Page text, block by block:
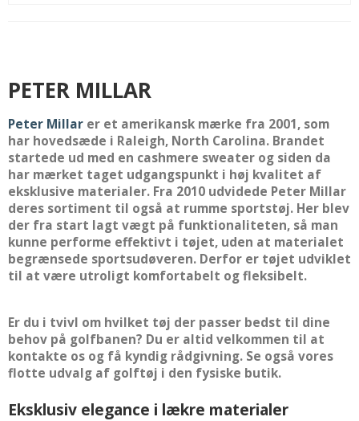
PETER MILLAR
Peter Millar er et amerikansk mærke fra 2001, som
har hovedsæde i Raleigh, North Carolina. Brandet
startede ud med en cashmere sweater og siden da
har mærket taget udgangspunkt i høj kvalitet af
eksklusive materialer. Fra 2010 udvidede Peter Millar
deres sortiment til også at rumme sportstøj. Her blev
der fra start lagt vægt på funktionaliteten, så man
kunne performe effektivt i tøjet, uden at materialet
begrænsede sportsudøveren. Derfor er tøjet udviklet
til at være utroligt komfortabelt og fleksibelt.
Er du i tvivl om hvilket tøj der passer bedst til dine
behov på golfbanen? Du er altid velkommen til at
kontakte os og få kyndig rådgivning. Se også vores
flotte udvalg af golftøj i den fysiske butik.
Eksklusiv elegance i lækre materialer